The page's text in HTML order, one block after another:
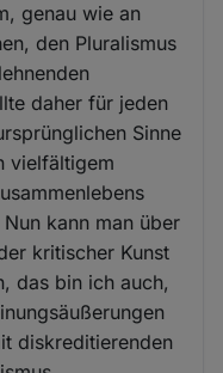
genau wie an
den Pluralismus
daher für jeden
Sinne
vielfältigem
kann man über
kritischer Kunst
das bin ich auch,
diskreditierenden